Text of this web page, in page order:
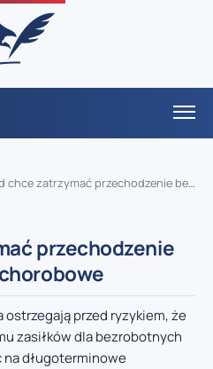
zatrzymać przechodzenie bezrobotnych na chorobowe
przechodzenie
przed ryzykiem, że
zasiłków dla bezrobotnych
długoterminowe